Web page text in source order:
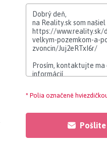
* Polia označené
Pošlite